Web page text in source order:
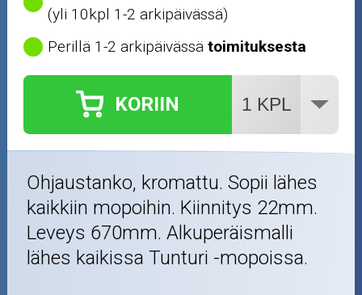
Outlet-tuotteet
(yli 10kpl 1-2 arkipäivässä)
Perillä 1-2 arkipäivässätoimituksesta
KORIIN
Ohjaustanko, kromattu. Sopii lähes
kaikkiin mopoihin. Kiinnitys 22mm.
Leveys 670mm. Alkuperäismalli
lähes kaikissa Tunturi -mopoissa.